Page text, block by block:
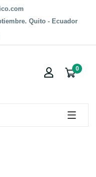
Quito - Ecuador
0